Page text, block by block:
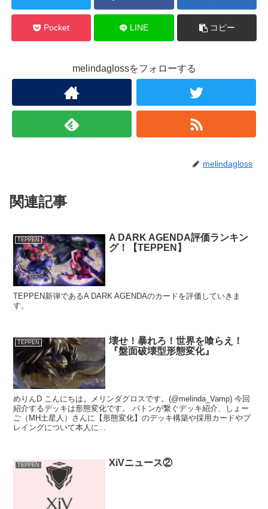
Pocket LINE コピー
melindaglossをフォローする
melindagloss
関連記事
TEPPEN
A DARK AGENDA評価ランキン
グ！【TEPPEN】
TEPPEN新弾であるA DARK AGENDAのカードを評価していきま
す。
TEPPEN
壊せ！暴れろ！世界を喰らえ！
『盤面破壊型形態変化』
めりんD こんにちは。メリンダグロスです。(@melinda_Vamp) 今回
紹介するデッキは形態変化です。 バトンが繋ぐデッキ紹介、しょー
ご（MH土星人）さんに【形態変化】のデッキ構築や採用カードやプ
レイングについて本人に...
TEPPEN XiVニュース②